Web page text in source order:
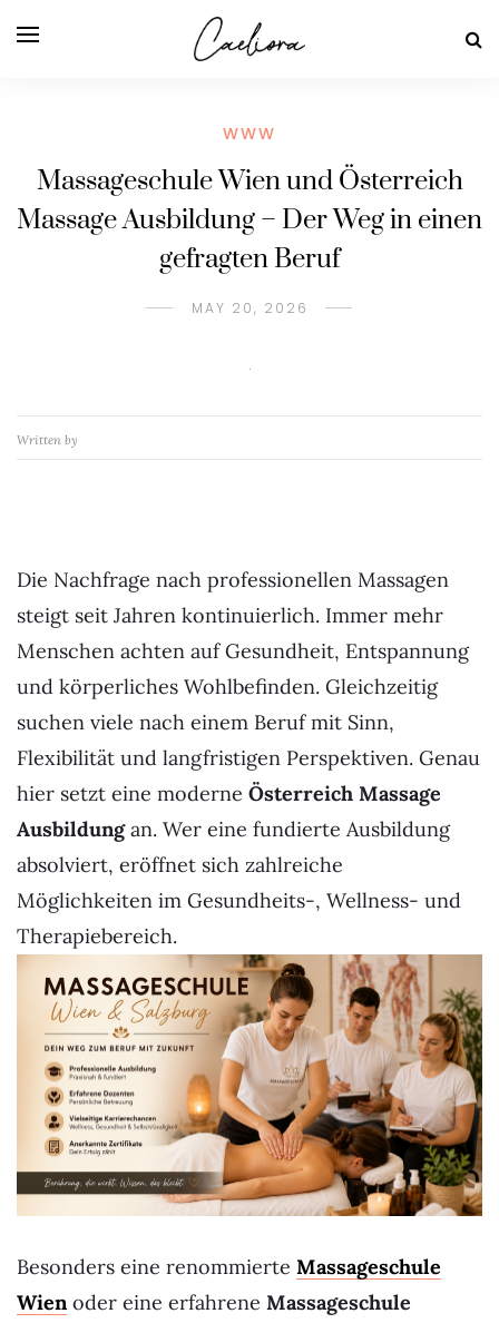
WWW
Massageschule Wien und Österreich
Massage Ausbildung – Der Weg in einen
gefragten Beruf
MAY 20, 2026
Written by
Die Nachfrage nach professionellen Massagen
steigt seit Jahren kontinuierlich. Immer mehr
Menschen achten auf Gesundheit, Entspannung
und körperliches Wohlbefinden. Gleichzeitig
suchen viele nach einem Beruf mit Sinn,
Flexibilität und langfristigen Perspektiven. Genau
hier setzt eine moderne Österreich Massage
Ausbildungan. Wer eine fundierte Ausbildung
absolviert, eröffnet sich zahlreiche
Möglichkeiten im Gesundheits-, Wellness- und
Therapiebereich.
Besonders eine renommierte Massageschule
Wienoder eine erfahrene Massageschule